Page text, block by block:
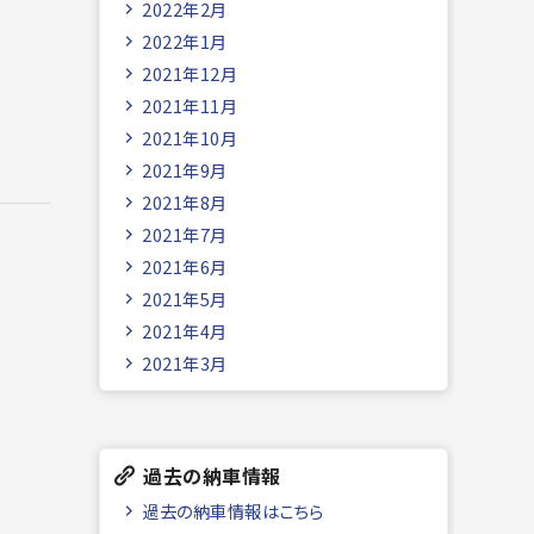
2022年2月
2022年1月
2021年12月
2021年11月
2021年10月
2021年9月
2021年8月
2021年7月
2021年6月
2021年5月
2021年4月
2021年3月
過去の納車情報
過去の納車情報はこちら